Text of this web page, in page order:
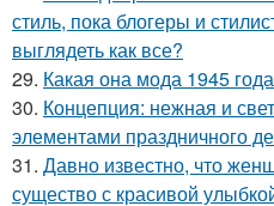
стиль, пока блогеры и
выглядеть как все?
29. Какая она мода 1945
30. Концепция: нежная и
элементами праздничного
31. Давно известно, что
существо с красивой